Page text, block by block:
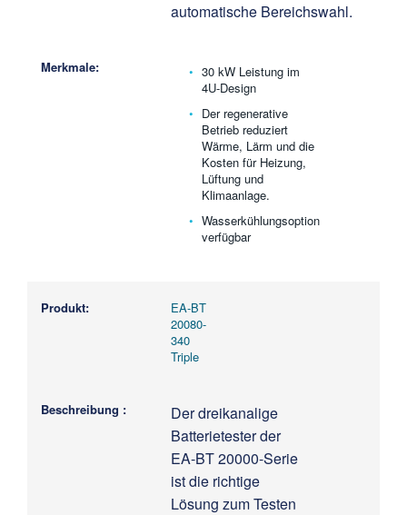
automatische Bereichswahl.
30 kW Leistung im
4U-Design
Der regenerative
Betrieb reduziert
Wärme, Lärm und die
Kosten für Heizung,
Lüftung und
Klimaanlage.
Wasserkühlungsoption
verfügbar
EA-BT
20080-
340
Triple
Der dreikanalige
Batterietester der
EA-BT 20000-Serie
ist die richtige
Lösung zum Testen